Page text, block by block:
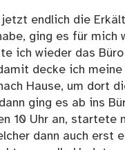
jetzt endlich die
ging es für mich
ich wieder das
decke ich
Hause, um dort
ging es ab ins
10 Uhr an, startete
dann auch erst